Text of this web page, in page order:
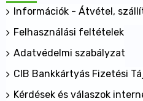
Információk - Átvétel,
Felhasználási feltételek
Adatvédelmi szabályzat
CIB Bankkártyás Fizetési
Kérdések és válaszok